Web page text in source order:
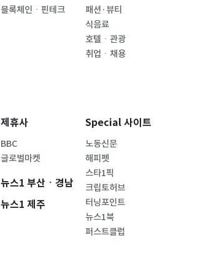
블록체인ㆍ핀테크
패션·뷰티
식음료
호텔ㆍ관광
취업ㆍ채용
제휴사
BBC
글로벌마켓
뉴스1 부산ㆍ경남
뉴스1 제주
Special 사이트
노동신문
해피펫
스타1픽
크립토허브
터닝포인트
뉴스1북
퍼스트클럽